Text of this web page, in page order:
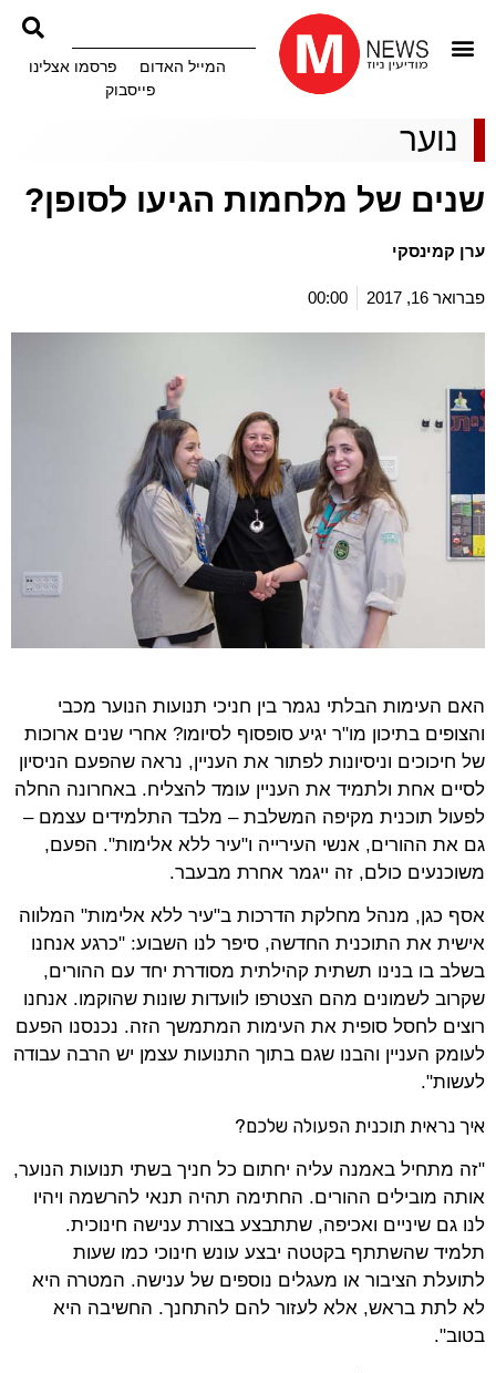
המייל האדום
פרסמו אצלינו
פייסבוק
נוער
שנים של מלחמות הגיעו לסופן?
ערן קמינסקי
פברואר 16, 2017 00:00
האם העימות הבלתי נגמר בין חניכי תנועות הנוער מכבי
והצופים בתיכון מו"ר יגיע סופסוף לסיומו? אחרי שנים ארוכות
של חיכוכים וניסיונות לפתור את העניין, נראה שהפעם הניסיון
לסיים אחת ולתמיד את העניין עומד להצליח. באחרונה החלה
לפעול תוכנית מקיפה המשלבת – מלבד התלמידים עצמם –
גם את ההורים, אנשי העירייה ו"עיר ללא אלימות". הפעם,
משוכנעים כולם, זה ייגמר אחרת מבעבר.
אסף כגן, מנהל מחלקת הדרכות ב"עיר ללא אלימות" המלווה
אישית את התוכנית החדשה, סיפר לנו השבוע: "כרגע אנחנו
בשלב בו בנינו תשתית קהילתית מסודרת יחד עם ההורים,
שקרוב לשמונים מהם הצטרפו לוועדות שונות שהוקמו. אנחנו
רוצים לחסל סופית את העימות המתמשך הזה. נכנסנו הפעם
לעומק העניין והבנו שגם בתוך התנועות עצמן יש הרבה עבודה
לעשות".
איך נראית תוכנית הפעולה שלכם?
"זה מתחיל באמנה עליה יחתום כל חניך בשתי תנועות הנוער,
אותה מובילים ההורים. החתימה תהיה תנאי להרשמה ויהיו
לנו גם שיניים ואכיפה, שתתבצע בצורת ענישה חינוכית.
תלמיד שהשתתף בקטטה יבצע עונש חינוכי כמו שעות
לתועלת הציבור או מעגלים נוספים של ענישה. המטרה היא
לא לתת בראש, אלא לעזור להם להתחנך. החשיבה היא
בטוב".